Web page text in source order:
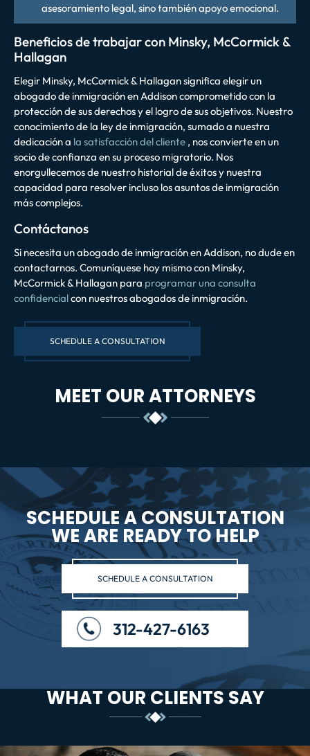
asesoramiento legal, sino también apoyo emocional.
Beneficios de trabajar con Minsky, McCormick &
Hallagan
Elegir Minsky, McCormick & Hallagan significa elegir un
abogado de inmigración en Addison comprometido con la
protección de sus derechos y el logro de sus objetivos. Nuestro
conocimiento de la ley de inmigración, sumado a nuestra
dedicación a la satisfacción del cliente , nos convierte en un
socio de confianza en su proceso migratorio. Nos
enorgullecemos de nuestro historial de éxitos y nuestra
capacidad para resolver incluso los asuntos de inmigración
más complejos.
Contáctanos
Si necesita un abogado de inmigración en Addison, no dude en
contactarnos. Comuníquese hoy mismo con Minsky,
McCormick & Hallagan para programar una consulta
confidencialcon nuestros abogados de inmigración.
SCHEDULE A CONSULTATION
MEET OUR ATTORNEYS
SCHEDULE A CONSULTATION
WE ARE READY TO HELP
SCHEDULE A CONSULTATION
312-427-6163
WHAT OUR CLIENTS SAY